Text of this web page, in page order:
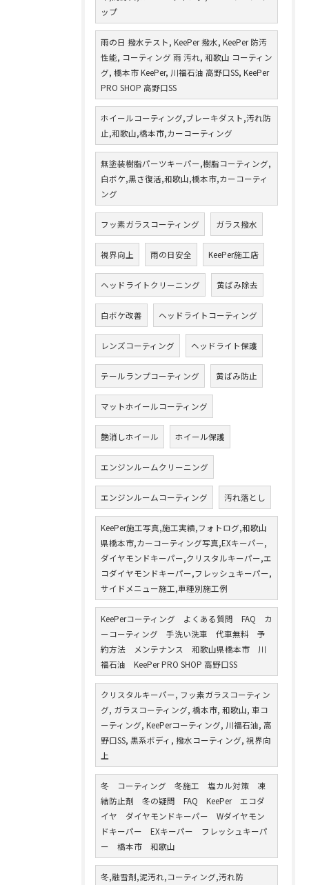
ップ
雨の日 撥水テスト, KeePer 撥水, KeePer 防汚
性能, コーティング 雨 汚れ, 和歌山 コーティン
グ, 橋本市 KeePer, 川福石油 高野口SS, KeePer
PRO SHOP 高野口SS
ホイールコーティング,ブレーキダスト,汚れ防
止,和歌山,橋本市,カーコーティング
無塗装樹脂パーツキーパー,樹脂コーティング,
白ボケ,黒さ復活,和歌山,橋本市,カーコーティ
ング
フッ素ガラスコーティング ガラス撥水
視界向上 雨の日安全 KeePer施工店
ヘッドライトクリーニング 黄ばみ除去
白ボケ改善 ヘッドライトコーティング
レンズコーティング ヘッドライト保護
テールランプコーティング 黄ばみ防止
マットホイールコーティング
艶消しホイール ホイール保護
エンジンルームクリーニング
エンジンルームコーティング 汚れ落とし
KeePer施工写真,施工実績,フォトログ,和歌山
県橋本市,カーコーティング写真,EXキーパー,
ダイヤモンドキーパー,クリスタルキーパー,エ
コダイヤモンドキーパー,フレッシュキーパー,
サイドメニュー施工,車種別施工例
KeePerコーティング よくある質問 FAQ カ
ーコーティング 手洗い洗車 代車無料 予
約方法 メンテナンス 和歌山県橋本市 川
福石油 KeePer PRO SHOP 高野口SS
クリスタルキーパー, フッ素ガラスコーティン
グ, ガラスコーティング, 橋本市, 和歌山, 車コ
ーティング, KeePerコーティング, 川福石油, 高
野口SS, 黒系ボディ, 撥水コーティング, 視界向
上
冬 コーティング 冬施工 塩カル対策 凍
結防止剤 冬の疑問 FAQ KeePer エコダ
イヤ ダイヤモンドキーパー Wダイヤモン
ドキーパー EXキーパー フレッシュキーパ
ー 橋本市 和歌山
冬,融雪剤,泥汚れ,コーティング,汚れ防